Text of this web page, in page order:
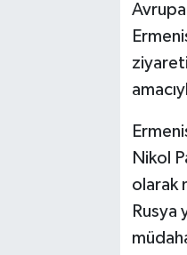
Nikol
olarak
Rusya